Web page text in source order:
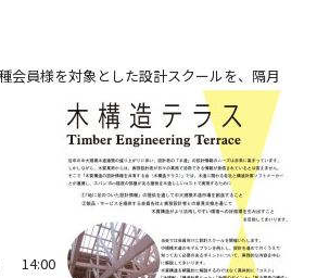
会員様を対象とした設計スクールを、隔月
14:00